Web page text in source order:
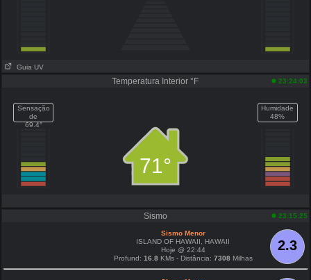
Guia UV
Temperatura Interior °F 23:24:03
Sensação
de
69.4°
71°
Humidade
48%
Sismo 23:15:25
2.3
Sismo Menor
ISLAND OF HAWAII, HAWAII
Hoje @ 22:44
Profund: 16.8 KMs - Distância: 7308 Milhas